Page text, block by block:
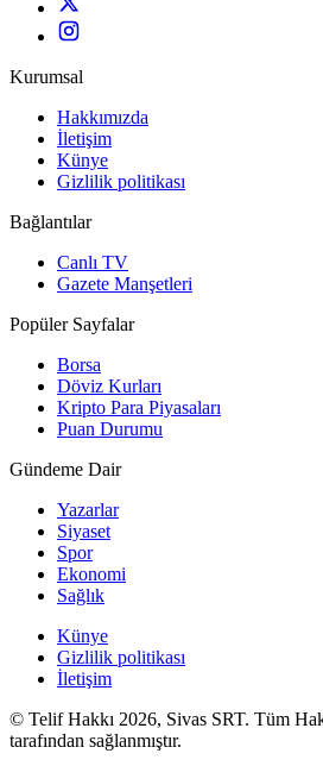
Kurumsal
Hakkımızda
İletişim
Künye
Gizlilik politikası
Bağlantılar
Canlı TV
Gazete Manşetleri
Popüler Sayfalar
Borsa
Döviz Kurları
Kripto Para Piyasaları
Puan Durumu
Gündeme Dair
Yazarlar
Siyaset
Spor
Ekonomi
Sağlık
Künye
Gizlilik politikası
İletişim
© Telif Hakkı 2026, Sivas SRT. Tüm
tarafından sağlanmıştır.